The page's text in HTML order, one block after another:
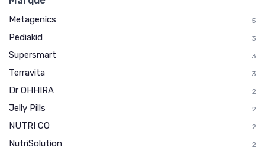
Metagenics 5
Pediakid 3
Supersmart 3
Terravita 3
Dr OHHIRA 2
Jelly Pills 2
NUTRI CO 2
NutriSolution 2